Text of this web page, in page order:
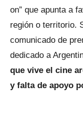
on” que apunta a
región o territorio.
comunicado de
dedicado a
que vive el cine
y falta de apoyo